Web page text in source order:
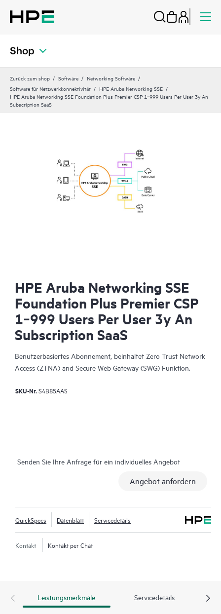
Shop
Zurück zum shop Software
Networking Software
Software für Netzwerkkonnektivität
HPE Aruba Networking SSE
HPE Aruba Networking SSE Foundation Plus Premier CSP 1‑999 Users Per User 3y An
Subscription SaaS
HPE Aruba Networking SSE
Foundation Plus Premier CSP
1‑999 Users Per User 3y An
Subscription SaaS
Benutzerbasiertes Abonnement, beinhaltet Zero Trust Network
Access (ZTNA) and Secure Web Gateway (SWG) Funktion.
SKU-Nr.S4B85AAS
Senden Sie Ihre Anfrage für ein individuelles Angebot
Angebot anfordern
QuickSpecs Datenblatt Servicedetails
Kontakt Kontakt per Chat
Leistungsmerkmale Servicedetails